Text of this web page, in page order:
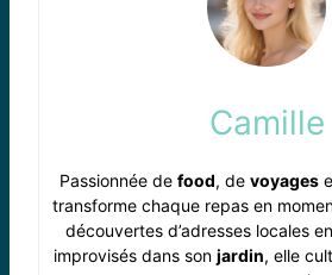
Camille
Passionnée de food, de voyages
transforme chaque repas en
découvertes d’adresses locales
improvisés dans son jardin, elle